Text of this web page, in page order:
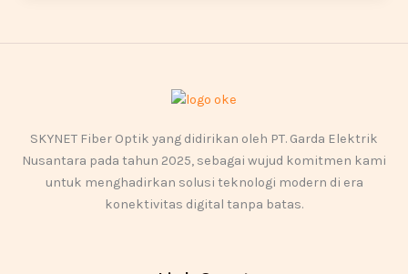
SKYNET Fiber Optik yang didirikan oleh PT. Garda Elektrik
Nusantara pada tahun 2025, sebagai wujud komitmen kami
untuk menghadirkan solusi teknologi modern di era
konektivitas digital tanpa batas.